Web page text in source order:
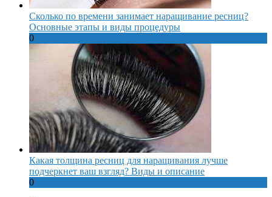
Сколько по времени занимает наращивание ресниц?
Основные этапы и виды процедуры
0
Какая толщина ресниц для наращивания лучше
подчеркнет ваш взгляд? Виды и описание
0